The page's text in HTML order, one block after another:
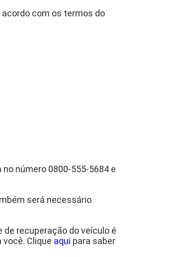
com os termos do
número 0800-555-5684 e
será necessário
recuperação do veículo é
você. Clique aqui para saber